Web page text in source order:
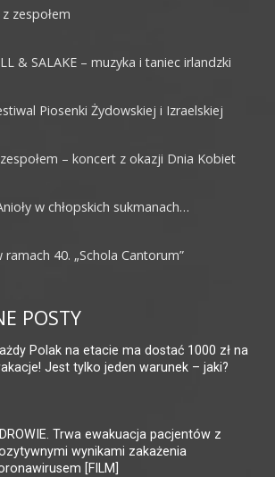
zespołem
& SALAKE – muzyka i taniec irlandzki
Piosenki Żydowskiej i Izraelskiej
– koncert z okazji Dnia Kobiet
w chłopskich sukmanach…
ramach 40. „Schola Cantorum”
POSTY
Polak na etacie ma dostać 1000 zł na
Jest tylko jeden warunek – jaki?
Trwa ewakuacja pacjentów z
wynikami zakażenia
[FILM]